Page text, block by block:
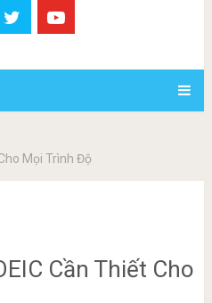
Mọi Trình Độ
Cần Thiết Cho